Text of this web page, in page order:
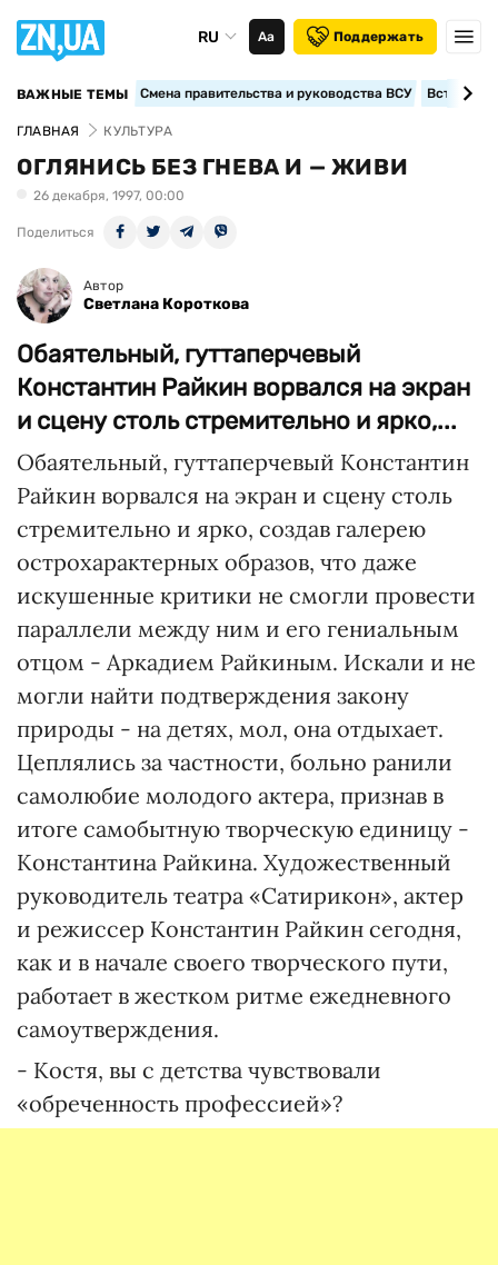
RU Аа Поддержать
ВАЖНЫЕ ТЕМЫ Смена правительства и руководства ВСУ
ГЛАВНАЯ КУЛЬТУРА
ОГЛЯНИСЬ БЕЗ ГНЕВА И — ЖИВИ
26 декабря, 1997, 00:00
Поделиться
Автор
Светлана Короткова
Обаятельный, гуттаперчевый
Константин Райкин ворвался на экран
и сцену столь стремительно и ярко,...
Обаятельный, гуттаперчевый Константин
Райкин ворвался на экран и сцену столь
стремительно и ярко, создав галерею
острохарактерных образов, что даже
искушенные критики не смогли провести
параллели между ним и его гениальным
отцом - Аркадием Райкиным. Искали и не
могли найти подтверждения закону
природы - на детях, мол, она отдыхает.
Цеплялись за частности, больно ранили
самолюбие молодого актера, признав в
итоге самобытную творческую единицу -
Константина Райкина. Художественный
руководитель театра «Сатирикон», актер
и режиссер Константин Райкин сегодня,
как и в начале своего творческого пути,
работает в жестком ритме ежедневного
самоутверждения.
- Костя, вы с детства чувствовали
«обреченность профессией»?